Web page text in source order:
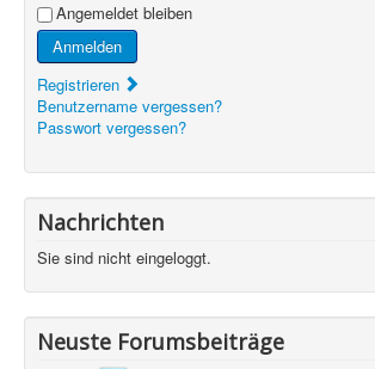
Angemeldet bleiben
Anmelden
Registrieren
Benutzername vergessen?
Passwort vergessen?
Nachrichten
Sie sind nicht eingeloggt.
Neuste Forumsbeiträge